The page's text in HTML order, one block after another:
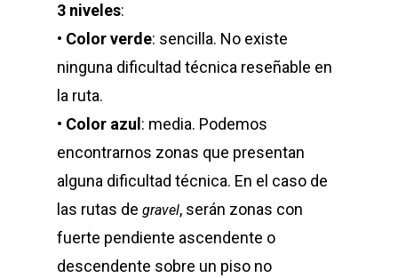
3 niveles:
• Color verde: sencilla. No existe
ninguna dificultad técnica reseñable en
la ruta.
• Color azul : media. Podemos
encontrarnos zonas que presentan
alguna dificultad técnica. En el caso de
las rutas de gravel, serán zonas con
fuerte pendiente ascendente o
descendente sobre un piso no